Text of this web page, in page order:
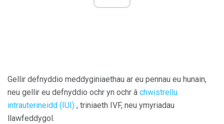
Gellir defnyddio meddyginiaethau ar eu pennau eu hunain,
neu gellir eu defnyddio ochr yn ochr â chwistrellu
intrauterineidd (IUI) , triniaeth IVF, neu ymyriadau
llawfeddygol.